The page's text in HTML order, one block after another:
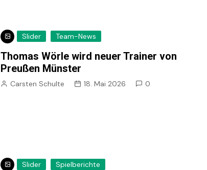
Slider Team-News
Thomas Wörle wird neuer Trainer von
Preußen Münster
Carsten Schulte 18. Mai 2026 0
Slider Spielberichte